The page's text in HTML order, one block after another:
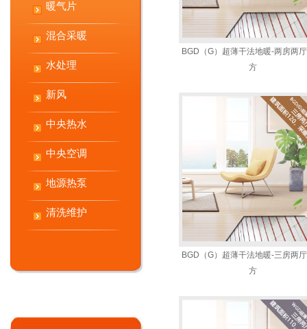
暖气片
混合采暖
水处理
新风
中央热水
中央空调
地源热泵
清洗维护
BGD（G）超薄干法地暖-两房两
方
BGD（G）超薄干法地暖-三房两
方